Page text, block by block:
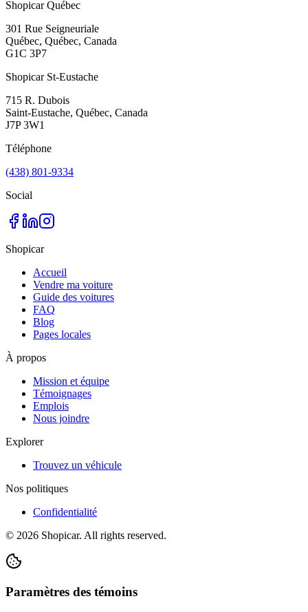
Shopicar Québec
301 Rue Seigneuriale
Québec, Québec, Canada
G1C 3P7
Shopicar St-Eustache
715 R. Dubois
Saint-Eustache, Québec, Canada
J7P 3W1
Téléphone
(438) 801-9334
Social
Shopicar
Accueil
Vendre ma voiture
Guide des voitures
FAQ
Blog
Pages locales
À propos
Mission et équipe
Témoignages
Emplois
Nous joindre
Explorer
Trouvez un véhicule
Nos politiques
Confidentialité
© 2026 Shopicar. All rights reserved.
Paramètres des témoins